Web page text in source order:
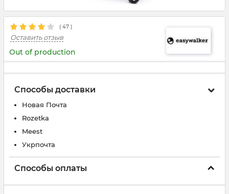
( 47 )
Оставить отзыв
Out of production
Способы доставки
Новая Почта
Rozetka
Meest
Укрпочта
Способы оплаты